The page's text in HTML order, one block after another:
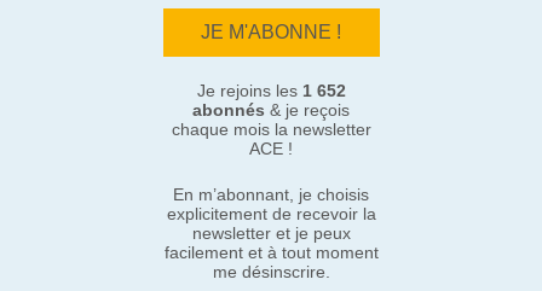
Je rejoins les 1 652
abonnés & je reçois
chaque mois la newsletter
ACE !
En m’abonnant, je choisis
explicitement de recevoir la
newsletter et je peux
facilement et à tout moment
me désinscrire.